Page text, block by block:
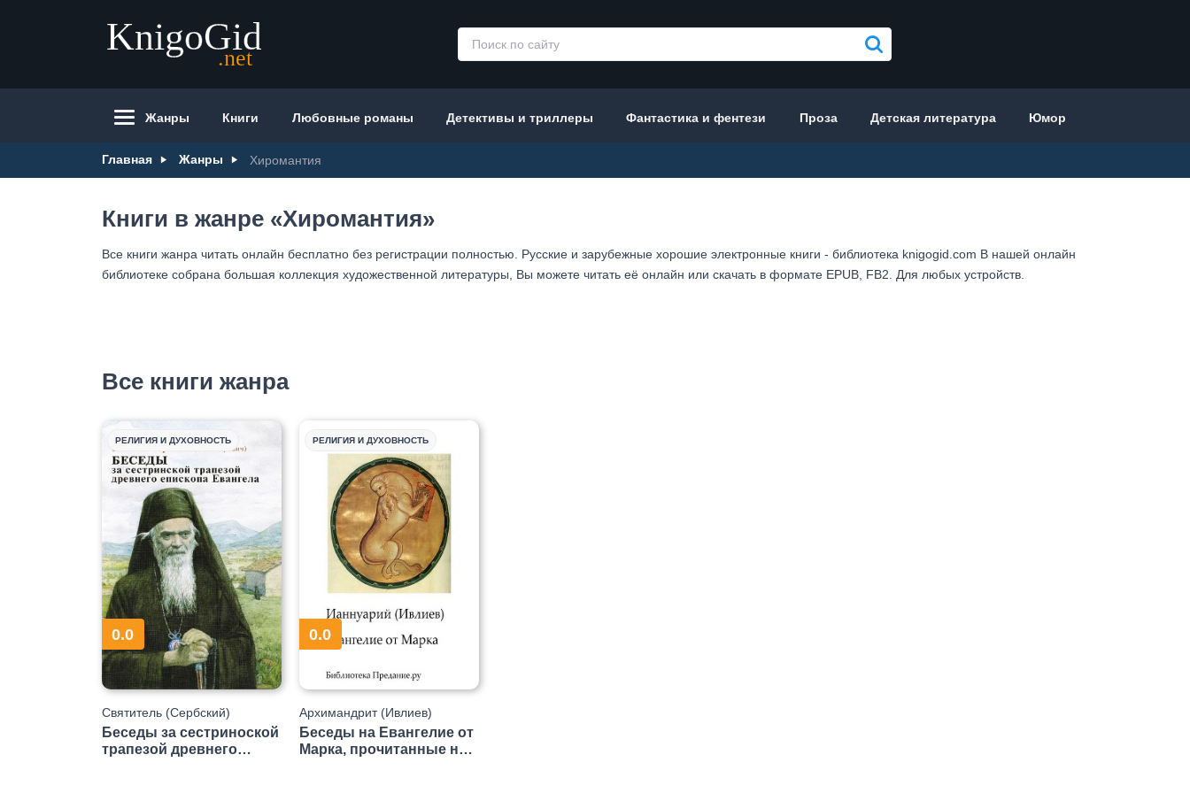
Жанры Книги Любовные романы Детективы и триллеры Фантастика и фентези Проза Детская литература Юмор
Главная Жанры Хиромантия
Книги в жанре «Хиромантия»
Все книги жанра читать онлайн бесплатно без регистрации полностью. Русские и зарубежные хорошие электронные книги - библиотека knigogid.com В нашей онлайн
библиотеке собрана большая коллекция художественной литературы, Вы можете читать её онлайн или скачать в формате EPUB, FB2. Для любых устройств.
Все книги жанра
РЕЛИГИЯ И ДУХОВНОСТЬ
0.0
Святитель (Сербский)
Николай Велимирович
Беседы за сестриноской
трапезой древнего
РЕЛИГИЯ И ДУХОВНОСТЬ
0.0
Архимандрит (Ивлиев)
Ианнуарий
Беседы на Евангелие от
Марка, прочитанные на